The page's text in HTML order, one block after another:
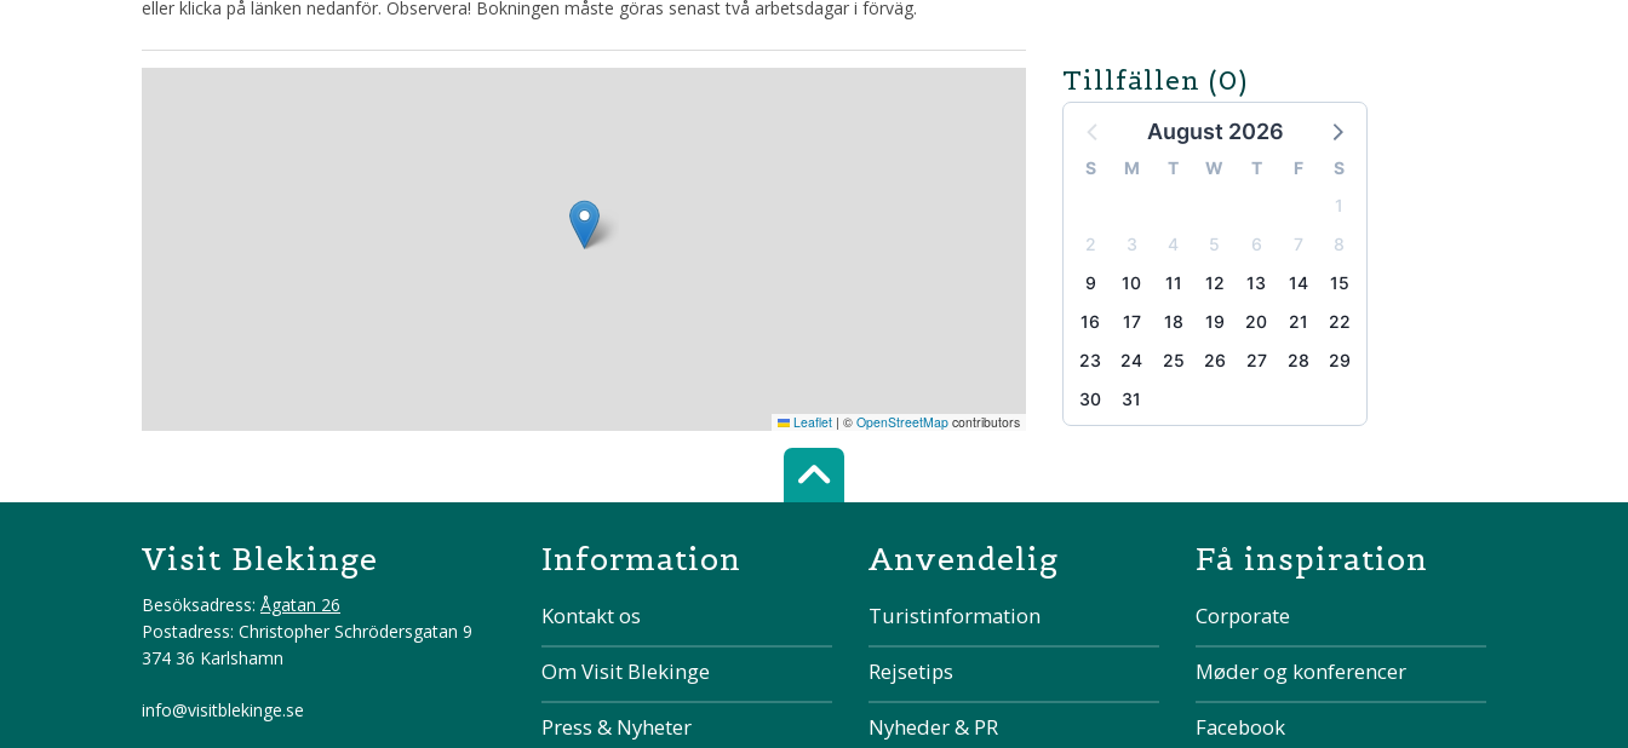
eller klicka på länken nedanför. Observera! Bokningen måste göras senast två arbetsdagar i förväg.
Tillfällen (0)
August 2026
S M T W T F
S
1
2
3 4 5 6 7
8
9
10 11 12 13 14
15
16
17 18 19 20 21
22
23
24 25 26 27 28
29
30
31
Leaflet | © OpenStreetMap contributors
Scroll top of the page
Visit Blekinge
Besöksadress: Ågatan 26
Postadress: Christopher Schrödersgatan 9
374 36 Karlshamn
info@visitblekinge.se
Information
Kontakt os
Om Visit Blekinge
Press & Nyheter
Anvendelig
Turistinformation
Rejsetips
Nyheder & PR
Få inspiration
Corporate
Møder og konferencer
Facebook